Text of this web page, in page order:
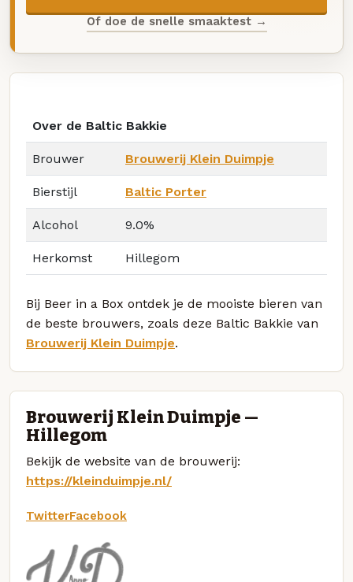
Of doe de snelle smaaktest →
Over de Baltic Bakkie
Brouwer Brouwerij Klein Duimpje
Bierstijl Baltic Porter
Alcohol 9.0%
Herkomst Hillegom
Bij Beer in a Box ontdek je de mooiste bieren van
de beste brouwers, zoals deze Baltic Bakkie van
Brouwerij Klein Duimpje.
Brouwerij Klein Duimpje —
Hillegom
Bekijk de website van de brouwerij:
https://kleinduimpje.nl/
TwitterFacebook